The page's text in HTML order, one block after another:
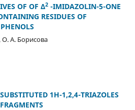
OF OF ∆2-IMIDAZOLIN-5-ONE
RESIDUES OF
А. Борисова
1H-1,2,4-TRIAZOLES